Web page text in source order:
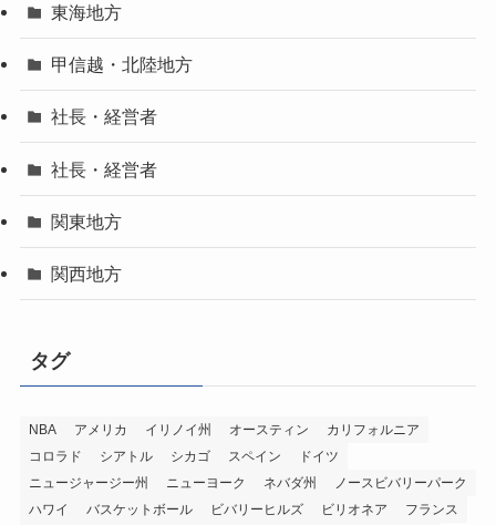
東海地方
甲信越・北陸地方
社長・経営者
社長・経営者
関東地方
関西地方
タグ
NBA アメリカ イリノイ州 オースティン
カリフォルニア
コロラド
シアトル シカゴ スペイン
ドイツ
ニュージャージー州
ニューヨーク ネバダ州
ノースビバリーパーク
ハワイ
バスケットボール ビバリーヒルズ ビリオネア フランス